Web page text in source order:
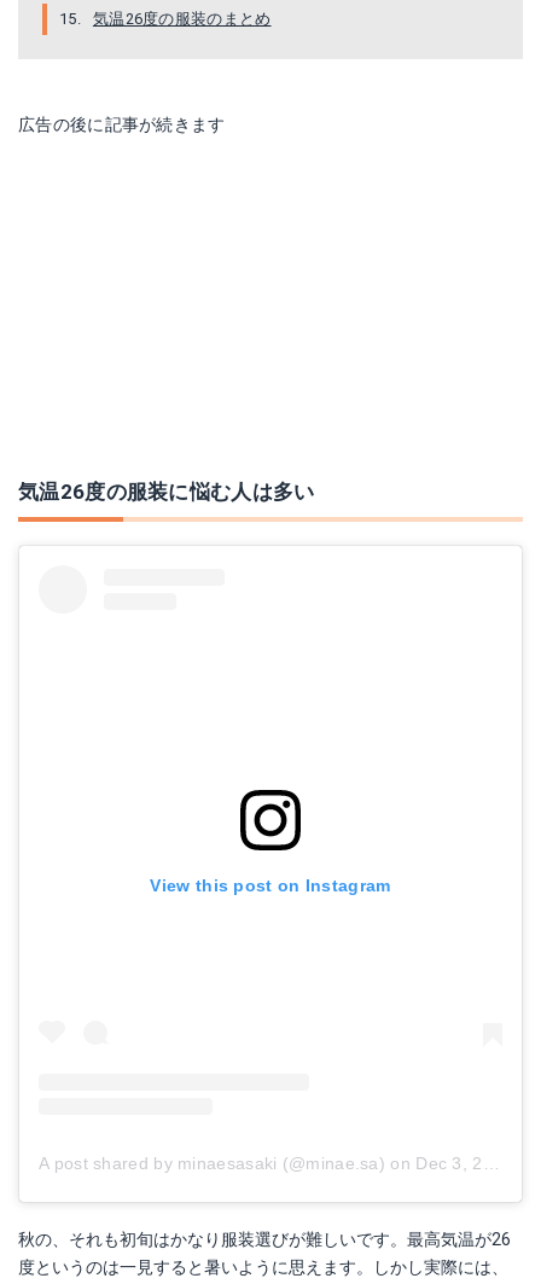
気温26度の服装のまとめ
広告の後に記事が続きます
気温26度の服装に悩む人は多い
View this post on Instagram
A post shared by minaesasaki (@minae.sa) on Dec 3, 2018 at 8:03pm PST
秋の、それも初旬はかなり服装選びが難しいです。最高気温が26
度というのは一見すると暑いように思えます。しかし実際には、